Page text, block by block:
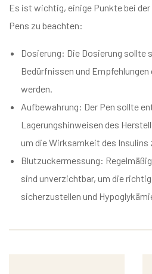
Es ist wichtig, einige Punkte bei der
Pens zu beachten:
Dosierung: Die Dosierung sollte
Bedürfnissen und
werden.
Aufbewahrung: Der Pen sollte
Lagerungshinweisen des
um die Wirksamkeit des Insulins
Blutzuckermessung:
sind unverzichtbar, um die
sicherzustellen und